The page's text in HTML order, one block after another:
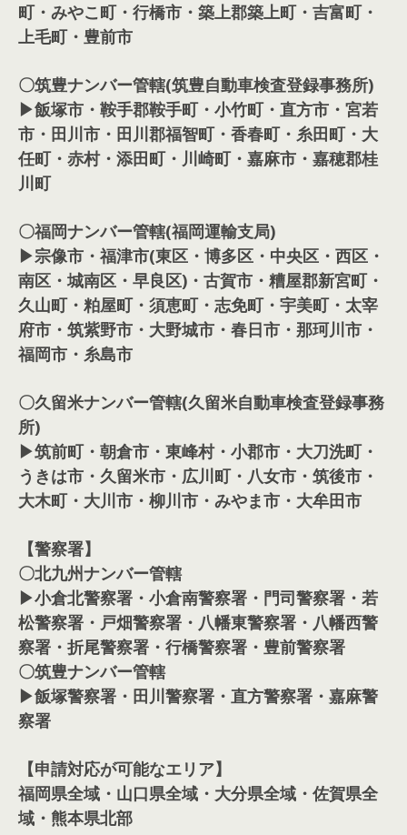
町・みやこ町・行橋市・築上郡築上町・吉富町・
上毛町・豊前市
〇筑豊ナンバー管轄(筑豊自動車検査登録事務所)
▶飯塚市・鞍手郡鞍手町・小竹町・直方市・宮若
市・田川市・田川郡福智町・香春町・糸田町・大
任町・赤村・添田町・川崎町・嘉麻市・嘉穂郡桂
川町
〇福岡ナンバー管轄(福岡運輸支局)
▶宗像市・福津市(東区・博多区・中央区・西区・
南区・城南区・早良区)・古賀市・糟屋郡新宮町・
久山町・粕屋町・須恵町・志免町・宇美町・太宰
府市・筑紫野市・大野城市・春日市・那珂川市・
福岡市・糸島市
〇久留米ナンバー管轄(久留米自動車検査登録事務
所)
▶筑前町・朝倉市・東峰村・小郡市・大刀洗町・
うきは市・久留米市・広川町・八女市・筑後市・
大木町・大川市・柳川市・みやま市・大牟田市
【警察署】
〇北九州ナンバー管轄
▶小倉北警察署・小倉南警察署・門司警察署・若
松警察署・戸畑警察署・八幡東警察署・八幡西警
察署・折尾警察署・行橋警察署・豊前警察署
〇筑豊ナンバー管轄
▶飯塚警察署・田川警察署・直方警察署・嘉麻警
察署
【申請対応が可能なエリア】
福岡県全域・山口県全域・大分県全域・佐賀県全
域・熊本県北部